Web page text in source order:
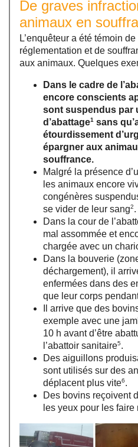
De graves
animaux en
L’enquêteur a été témoin
réglementation et de
aux animaux. Quelques
Dans le cadre de
encore conscients
sont suspendus par
d’abattage1 sans
étourdissement
épargner aux
souffrance.
Malgré la présence
les animaux encore
congénères
se vider de leur sang2.
Dans la cour de
mal assommée et
chargée avec un
Dans la bouverie
déchargement), il
enfermées dans des
que leur corps
Il arrive que des
exemple avec une
10 h avant d’être
l’abattoir sanitaire5.
Des aiguillons
sont utilisés sur des
déplacent plus vite6.
Des bovins reçoivent
les yeux pour les faire